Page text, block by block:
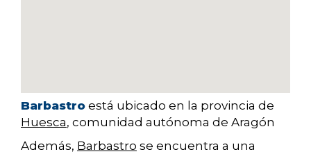
Barbastro está ubicado en la provincia de
Huesca, comunidad autónoma de Aragón
Además, Barbastro se encuentra a una